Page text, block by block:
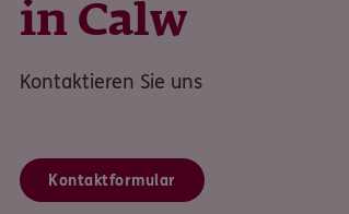
in Calw
Kontaktieren Sie uns
Kontaktformular